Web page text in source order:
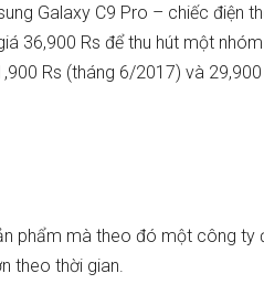
Galaxy C9 Pro – chiếc điện
36,900 Rs để thu hút một
Rs (tháng 6/2017) và
phẩm mà theo đó một công ty
theo thời gian.